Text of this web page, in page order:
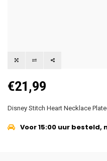
€21,99
Disney Stitch Heart Necklace
Voor 15:00 uur besteld,